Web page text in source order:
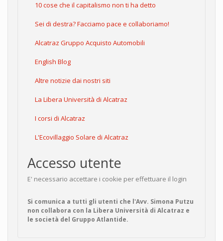
10 cose che il capitalismo non ti ha detto
Sei di destra? Facciamo pace e collaboriamo!
Alcatraz Gruppo Acquisto Automobili
English Blog
Altre notizie dai nostri siti
La Libera Università di Alcatraz
I corsi di Alcatraz
L'Ecovillaggio Solare di Alcatraz
Accesso utente
E' necessario accettare i cookie per effettuare il login
Si comunica a tutti gli utenti che l'Avv. Simona Putzu
non collabora con la Libera Università di Alcatraz e
le società del Gruppo Atlantide.